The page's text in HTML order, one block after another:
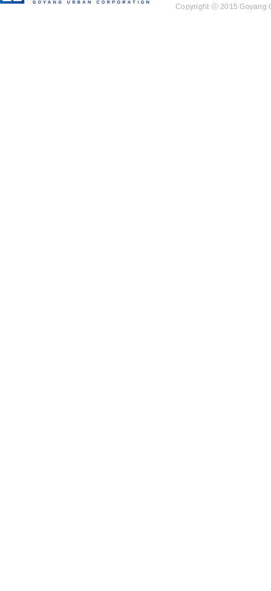
Copyright ⓒ 2015 Goyang